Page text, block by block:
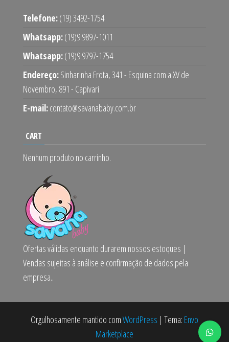
Telefone:(19) 3492-1754
Whatsapp:(19)9.9897-1011
Whatsapp:(19)9.9797-1754
Endereço:Sinharinha Frota, 341 - Esquina com a XV de
Novembro, 891 - Capivari
E-mail:contato@savanababy.com.br
CART
Nenhum produto no carrinho.
Ofertas válidas enquanto durarem nossos estoques |
Vendas sujeitas à análise e confirmação de dados pela
empresa..
Orgulhosamente mantido comWordPress | Tema: Envo
Marketplace